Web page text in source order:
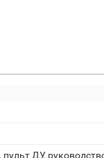
пульт ДУ,